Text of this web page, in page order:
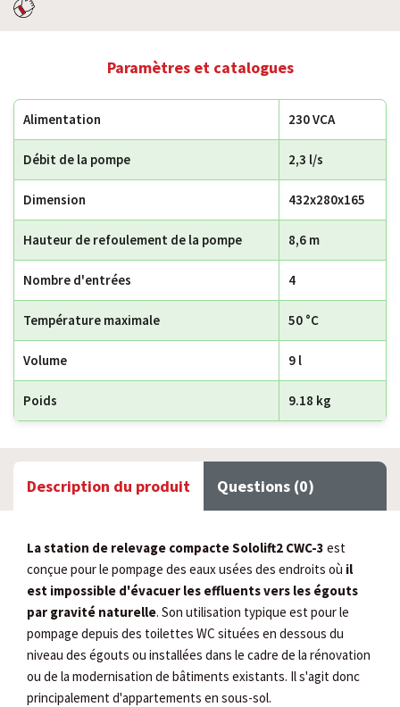
Paramètres et catalogues
Alimentation 230 VCA
Débit de la pompe 2,3 l/s
Dimension 432x280x165
Hauteur de refoulement de la pompe 8,6 m
Nombre d'entrées 4
Température maximale 50 °C
Volume 9 l
Poids 9.18 kg
Description du produit Questions (0)
La station de relevage compacte Sololift2 CWC-3 est
conçue pour le pompage des eaux usées des endroits où il
est impossible d'évacuer les effluents vers les égouts
par gravité naturelle. Son utilisation typique est pour le
pompage depuis des toilettes WC situées en dessous du
niveau des égouts ou installées dans le cadre de la rénovation
ou de la modernisation de bâtiments existants. Il s'agit donc
principalement d'appartements en sous-sol.